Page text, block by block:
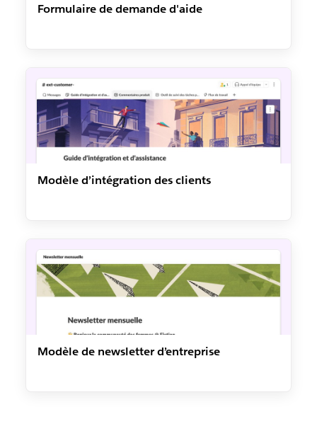
Formulaire de demande d'aide
Modèle d’intégration des clients
Modèle de newsletter d’entreprise